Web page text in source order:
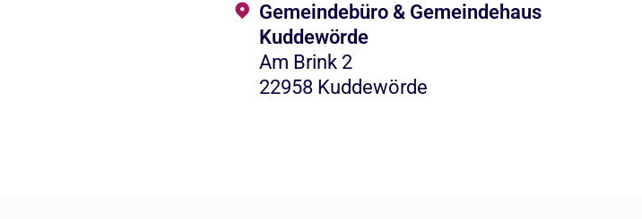
Gemeindebüro & Gemeindehaus
Kuddewörde
Am Brink 2
22958 Kuddewörde